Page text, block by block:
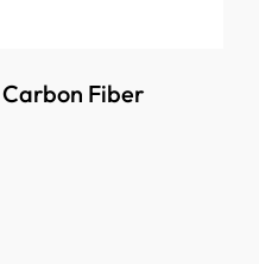
Fiber